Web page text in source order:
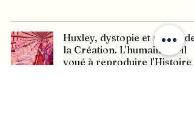
Huxley, dystopie et mythe de
la Création. L'humain est-il
voué à reproduire l'Histoire